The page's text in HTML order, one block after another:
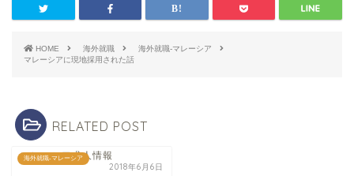
HOME 海外就職
海外就職-マレーシア
マレーシアに現地採用された話
RELATED POST
海外就職-マレーシア
マレーシア求人情報
2018年6月6日